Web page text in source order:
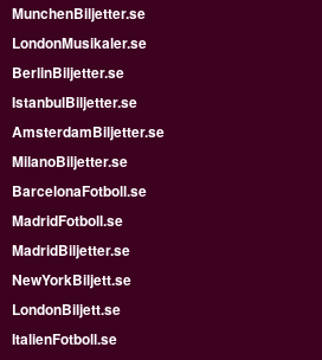
MunchenBiljetter.se
LondonMusikaler.se
BerlinBiljetter.se
IstanbulBiljetter.se
AmsterdamBiljetter.se
MilanoBiljetter.se
BarcelonaFotboll.se
MadridFotboll.se
MadridBiljetter.se
NewYorkBiljett.se
LondonBiljett.se
ItalienFotboll.se